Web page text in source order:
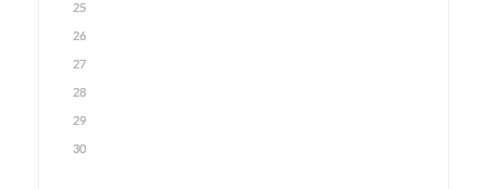
25
26
27
28
29
30